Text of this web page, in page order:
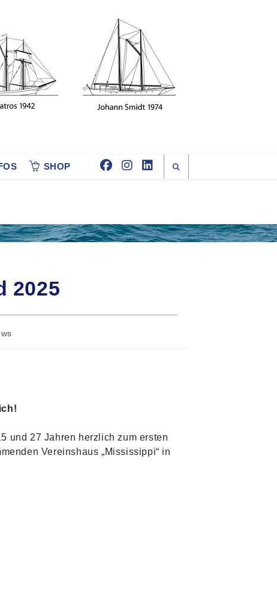
SHOP
2025
und 27 Jahren herzlich zum ersten
Vereinshaus „Mississippi“ in